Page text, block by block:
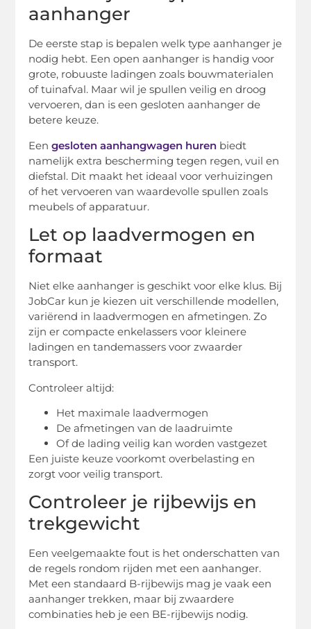
aanhanger
De eerste stap is bepalen welk type aanhanger je
nodig hebt. Een open aanhanger is handig voor
grote, robuuste ladingen zoals bouwmaterialen
of tuinafval. Maar wil je spullen veilig en droog
vervoeren, dan is een gesloten aanhanger de
betere keuze.
Eengesloten aanhangwagen huren biedt
namelijk extra bescherming tegen regen, vuil en
diefstal. Dit maakt het ideaal voor verhuizingen
of het vervoeren van waardevolle spullen zoals
meubels of apparatuur.
Let op laadvermogen en
formaat
Niet elke aanhanger is geschikt voor elke klus. Bij
JobCar kun je kiezen uit verschillende modellen,
variërend in laadvermogen en afmetingen. Zo
zijn er compacte enkelassers voor kleinere
ladingen en tandemassers voor zwaarder
transport.
Controleer altijd:
Het maximale laadvermogen
De afmetingen van de laadruimte
Of de lading veilig kan worden vastgezet
Een juiste keuze voorkomt overbelasting en
zorgt voor veilig transport.
Controleer je rijbewijs en
trekgewicht
Een veelgemaakte fout is het onderschatten van
de regels rondom rijden met een aanhanger.
Met een standaard B-rijbewijs mag je vaak een
aanhanger trekken, maar bij zwaardere
combinaties heb je een BE-rijbewijs nodig.